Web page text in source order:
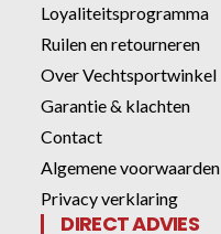
Loyaliteitsprogramma
Ruilen en retourneren
Over Vechtsportwinkel
Garantie & klachten
Contact
Algemene voorwaarden
Privacy verklaring
DIRECT ADVIES